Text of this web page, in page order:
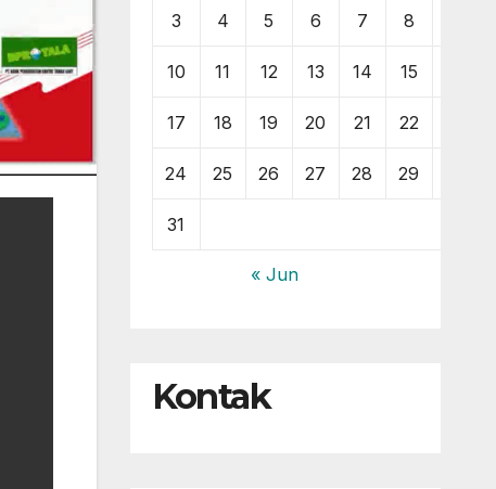
3 4 5 6 7 8
10 11 12 13 14 15
17 18 19 20 21 22
24 25 26 27 28 29
31
« Jun
Kontak